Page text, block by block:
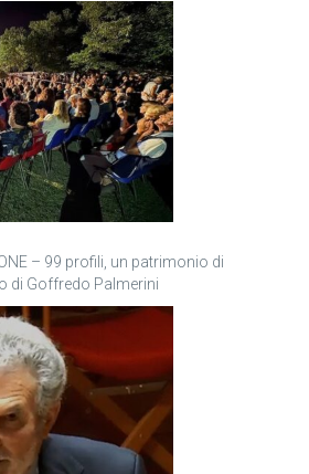
– 99 profili, un patrimonio di
di Goffredo Palmerini